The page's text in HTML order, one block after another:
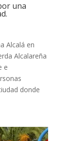
una
Alcalá en
Alcalareña
e
donde